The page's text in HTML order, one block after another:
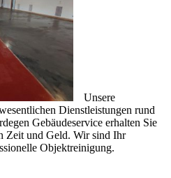
Unsere
Dienstleistungen rund
Gebäudeservice erhalten Sie
Zeit und Geld. Wir sind Ihr
Objektreinigung.